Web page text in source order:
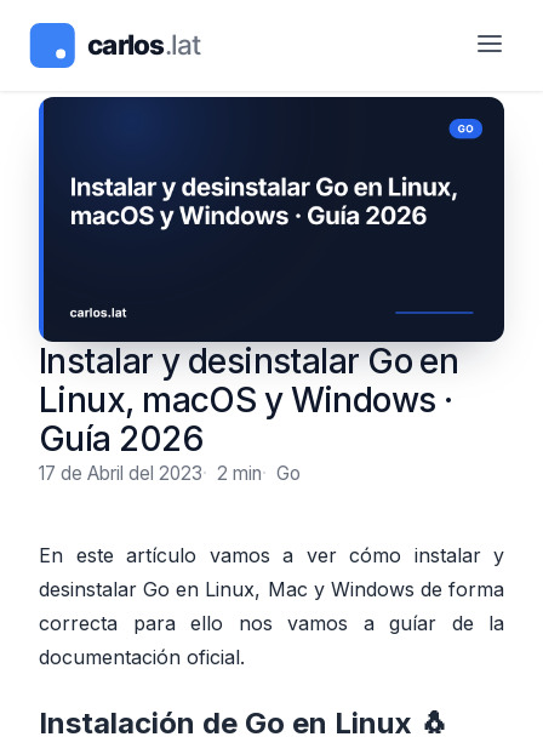
Instalar y desinstalar Go en
Linux, macOS y Windows ·
Guía 2026
17 de Abril del 2023 2 min Go
En este artículo vamos a ver cómo instalar y
desinstalar Go en Linux, Mac y Windows de forma
correcta para ello nos vamos a guíar de la
documentación oficial.
Instalación de Go en Linux 🐧